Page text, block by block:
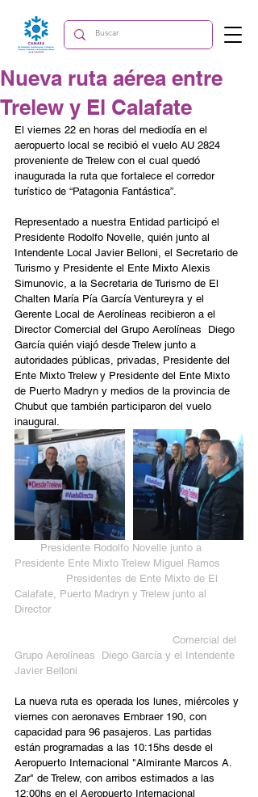
Nueva ruta aérea entre
Trelew y El Calafate
El viernes 22 en horas del mediodía en el
aeropuerto local se recibió el vuelo AU 2824
proveniente de Trelew con el cual quedó
inaugurada la ruta que fortalece el corredor
turístico de “Patagonia Fantástica”.
Representado a nuestra Entidad participó el
Presidente Rodolfo Novelle, quién junto al
Intendente Local Javier Belloni, el Secretario de
Turismo y Presidente el Ente Mixto Alexis
Simunovic, a la Secretaria de Turismo de El
Chalten María Pía García Ventureyra y el
Gerente Local de Aerolíneas recibieron a el
Director Comercial del Grupo Aerolíneas  Diego
García quién viajó desde Trelew junto a
autoridades públicas, privadas, Presidente del
Ente Mixto Trelew y Presidente del Ente Mixto
de Puerto Madryn y medios de la provincia de
Chubut que también participaron del vuelo
inaugural.
       Presidente Rodolfo Novelle junto a
Presidente Ente Mixto Trelew Miguel Ramos
                Presidentes de Ente Mixto de El
Calafate, Puerto Madryn y Trelew junto al
Director
                                                 Comercial del
Grupo Aerolíneas  Diego García y el Intendente
Javier Belloni
La nueva ruta es operada los lunes, miércoles y
viernes con aeronaves Embraer 190, con
capacidad para 96 pasajeros. Las partidas
están programadas a las 10:15hs desde el
Aeropuerto Internacional "Almirante Marcos A.
Zar" de Trelew, con arribos estimados a las
12:00hs en el Aeropuerto Internacional